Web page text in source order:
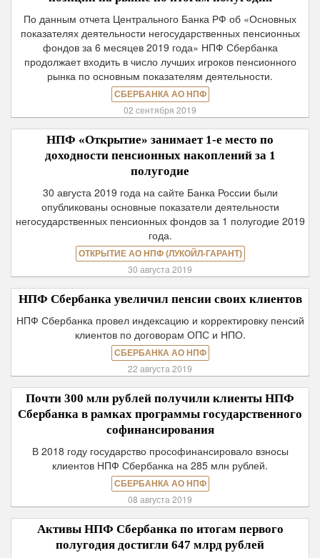
По данным отчета Центрального Банка РФ об «Основных
показателях деятельности негосударственных пенсионных
фондов за 6 месяцев 2019 года» НПФ Сбербанка
продолжает входить в число лучших игроков пенсионного
рынка по основным показателям деятельности.
СБЕРБАНКА АО НПФ
02 сентября 2019
НПФ «Открытие» занимает 1-е место по
доходности пенсионных накоплений за 1
полугодие
30 августа 2019 года на сайте Банка России были
опубликованы основные показатели деятельности
негосударственных пенсионных фондов за 1 полугодие 2019
года.
ОТКРЫТИЕ АО НПФ (ЛУКОЙЛ-ГАРАНТ)
30 августа 2019
НПФ Сбербанка увеличил пенсии своих клиентов
НПФ Сбербанка провел индексацию и корректировку пенсий
клиентов по договорам ОПС и НПО.
СБЕРБАНКА АО НПФ
22 августа 2019
Почти 300 млн рублей получили клиенты НПФ
Сбербанка в рамках программы государственного
софинансирования
В 2018 году государство прософинансировало взносы
клиентов НПФ Сбербанка на 285 млн рублей.
СБЕРБАНКА АО НПФ
08 августа 2019
Активы НПФ Сбербанка по итогам первого
полугодия достигли 647 млрд рублей